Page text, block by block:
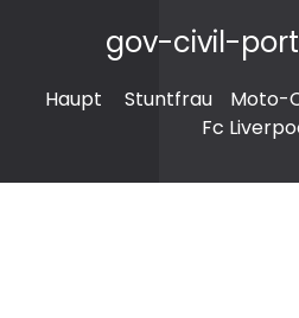
gov-civil-
Haupt Stuntfrau Moto-
Fc